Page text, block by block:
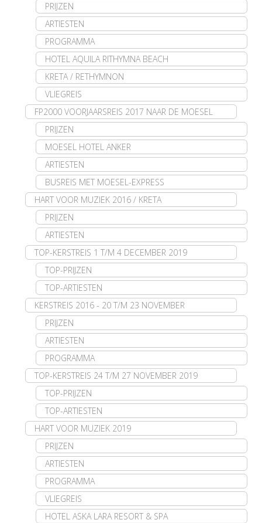
PRIJZEN
ARTIESTEN
PROGRAMMA
HOTEL AQUILA RITHYMNA BEACH
KRETA / RETHYMNON
VLIEGREIS
FP2000 VOORJAARSREIS 2017 NAAR DE MOESEL
PRIJZEN
MOESEL HOTEL ANKER
ARTIESTEN
BUSREIS MET MOESEL-EXPRESS
HART VOOR MUZIEK 2016 / KRETA
PRIJZEN
ARTIESTEN
TOP-KERSTREIS 1 T/M 4 DECEMBER 2019
TOP-PRIJZEN
TOP-ARTIESTEN
KERSTREIS 2016 - 20 T/M 23 NOVEMBER
PRIJZEN
ARTIESTEN
PROGRAMMA
TOP-KERSTREIS 24 T/M 27 NOVEMBER 2019
TOP-PRIJZEN
TOP-ARTIESTEN
HART VOOR MUZIEK 2019
PRIJZEN
ARTIESTEN
PROGRAMMA
VLIEGREIS
HOTEL ASKA LARA RESORT & SPA